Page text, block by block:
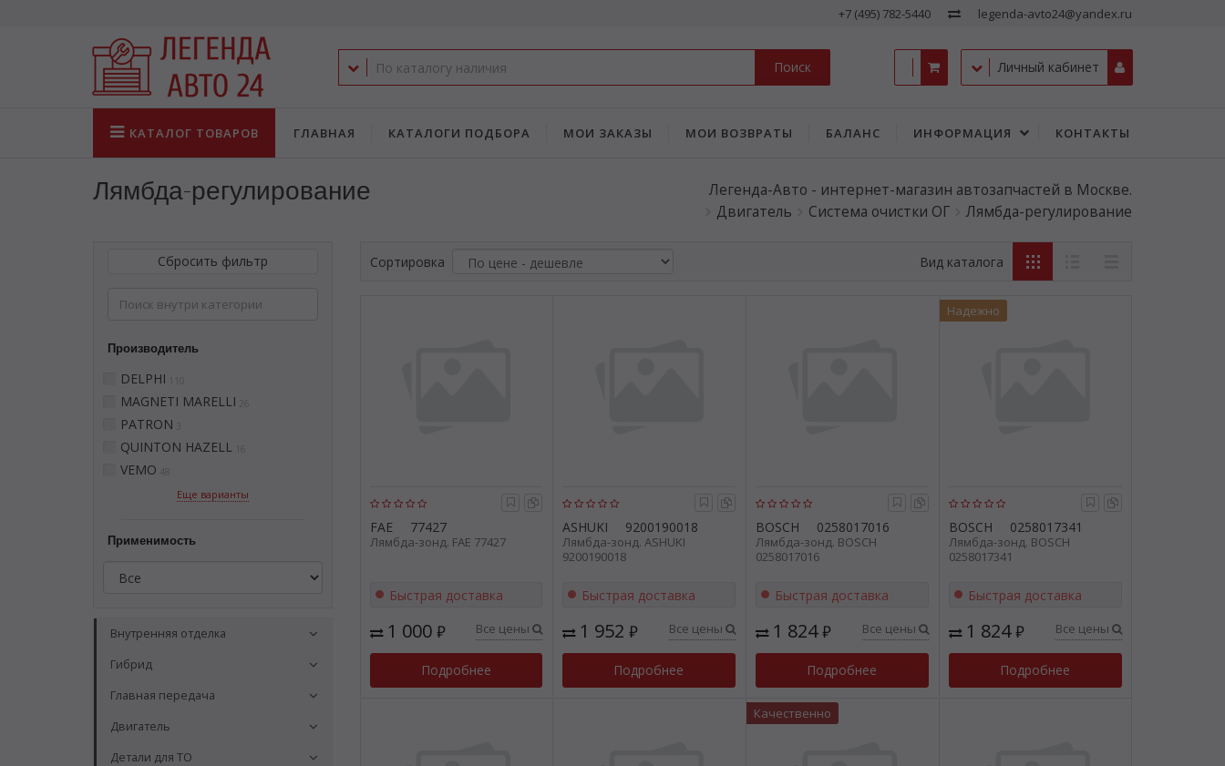
+7 (495) 782-5440 legenda-avto24@yandex.ru
Поиск Личный кабинет
КАТАЛОГ ТОВАРОВ ГЛАВНАЯ КАТАЛОГИ ПОДБОРА МОИ ЗАКАЗЫ МОИ ВОЗВРАТЫ БАЛАНС ИНФОРМАЦИЯ КОНТАКТЫ
Лямбда-регулирование
Легенда-Авто - интернет-магазин автозапчастей в Москве.
Двигатель
Система очистки ОГ Лямбда-регулирование
Сбросить фильтр
Производитель
DELPHI 110
MAGNETI MARELLI 26
PATRON
QUINTON HAZELL 16
VEMO 48
Еще варианты
Применимость
Внутренняя отделка
Гибрид
Главная передача
Двигатель
Детали для ТО
Сортировка Вид каталога
FAE 77427
Лямбда-зонд. FAE 77427
Быстрая доставка
1 000 ₽ Все цены
Подробнее
ASHUKI 9200190018
Лямбда-зонд. ASHUKI
9200190018
Быстрая доставка
1 952₽ Все цены
Подробнее
BOSCH 0258017016
Лямбда-зонд. BOSCH
0258017016
Быстрая доставка
1 824₽ Все цены
Подробнее
BOSCH 0258017341
Лямбда-зонд. BOSCH
0258017341
Надежно
Быстрая доставка
1 824₽ Все цены
Подробнее
Качественно